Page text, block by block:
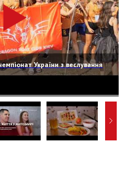
України з веслування